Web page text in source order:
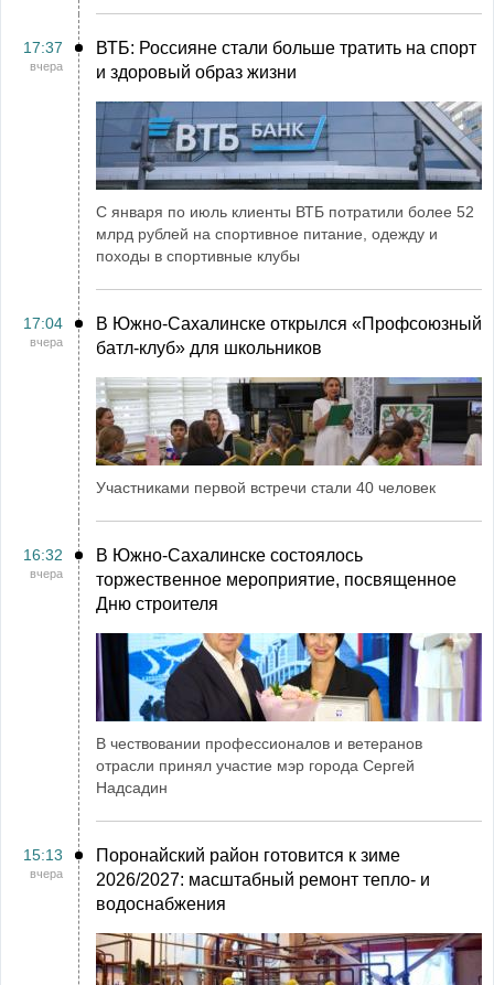
17:37
вчера
ВТБ: Россияне стали больше тратить на спорт
и здоровый образ жизни
С января по июль клиенты ВТБ потратили более 52
млрд рублей на спортивное питание, одежду и
походы в спортивные клубы
17:04
вчера
В Южно-Сахалинске открылся «Профсоюзный
батл-клуб» для школьников
Участниками первой встречи стали 40 человек
16:32
вчера
В Южно-Сахалинске состоялось
торжественное мероприятие, посвященное
Дню строителя
В чествовании профессионалов и ветеранов
отрасли принял участие мэр города Сергей
Надсадин
15:13
вчера
Поронайский район готовится к зиме
2026/2027: масштабный ремонт тепло- и
водоснабжения